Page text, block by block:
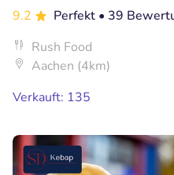
9.2
Perfekt • 39
Rush Food
Aachen (4km)
Verkauft: 135